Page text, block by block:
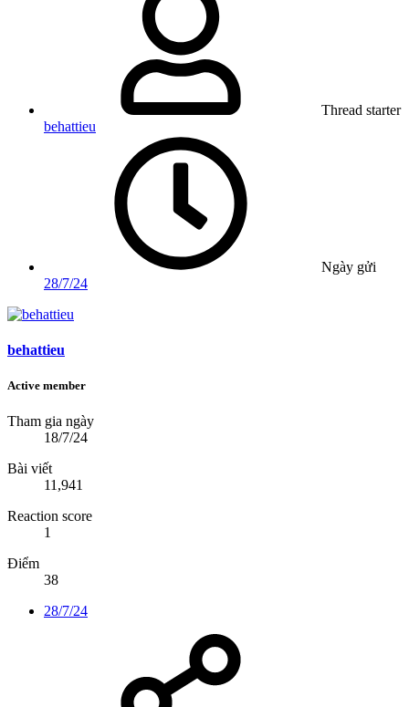
Thread starter
behattieu
Ngày gửi
28/7/24
behattieu
Active member
Tham gia ngày
18/7/24
Bài viết
11,941
Reaction score
1
Điểm
38
28/7/24